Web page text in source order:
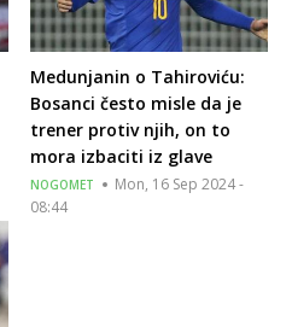
Medunjanin o Tahiroviću:
Bosanci često misle da je
trener protiv njih, on to
mora izbaciti iz glave
NOGOMET
Mon, 16 Sep 2024 -
08:44